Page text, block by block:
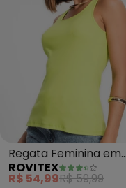
Regata Feminina em
Ribana (Verde)
ROVITEX
R$ 54,99R$ 59,99